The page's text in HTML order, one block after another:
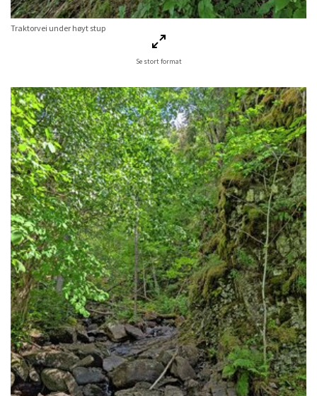
Traktorvei under høyt stup
Se stort format